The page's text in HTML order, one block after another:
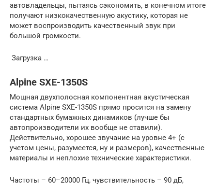
автовладельцы, пытаясь сэкономить, в конечном итоге
получают низкокачественную акустику, которая не
может воспроизводить качественный звук при
большой громкости.
Загрузка …
Alpine SXE-1350S
Мощная двухполосная компонентная акустическая
система Alpine SXE-1350S прямо просится на замену
стандартных бумажных динамиков (лучше бы
автопроизводители их вообще не ставили).
Действительно, хорошее звучание на уровне 4+ (с
учетом цены, разумеется, ну и размеров), качественные
материалы и неплохие технические характеристики.
Частоты – 60–20000 Гц, чувствительность – 90 дБ,